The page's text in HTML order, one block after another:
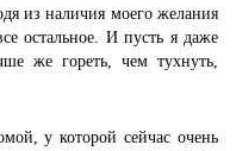
из наличия моего желания
остальное. И пусть я даже
же гореть, чем тухнуть,
у которой сейчас очень